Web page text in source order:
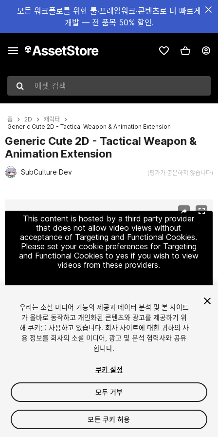
모든 워크플로를 위한 툴·프레임워크·콘텐츠로 더 빠르게
개발 — 전 품목 50% 할인.
에셋 검색
홈 2D
캐릭터
Generic Cute 2D - Tactical Weapon & Animation Extension
Generic Cute 2D - Tactical Weapon &
Animation Extension
SubCulture Dev (평가가 충분하지 않습니다)
This content is hosted by a third party provider
that does not allow video views without
acceptance of Targeting and Functional Cookies.
Please set your cookie preferences for Targeting
and Functional Cookies to yes if you wish to view
videos from these providers.
Cookie Settings
1/ 8
$20
세금/부가세는 결제 시 반영됩니다.
우리는 소셜 미디어 기능의 제공과 데이터 분석 및 본 사이트
가 올바로 동작하고 개인화된 콘텐츠와 광고를 제공하기 위
해 쿠키를 사용하고 있습니다. 회사 사이트에 대한 귀하의 사
용 정보를 회사의 소셜 미디어, 광고 및 분석 협력사와 공유
합니다.
쿠키 설정
모두 거부
모든 쿠키 허용